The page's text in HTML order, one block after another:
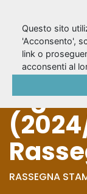
RASSEGNA
Questo sito
'Acconsento',
link o
acconsenti al